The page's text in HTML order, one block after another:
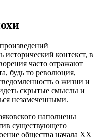
исторический контекст, в
часто отражают
будь то революция,
о жизни и
скрытые смыслы и
незамеченными.
наполнены
существующего
общества начала XX